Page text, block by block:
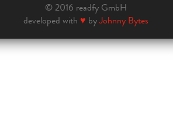
© 2016 readfy GmbH
developed with ♥ byJohnny Bytes